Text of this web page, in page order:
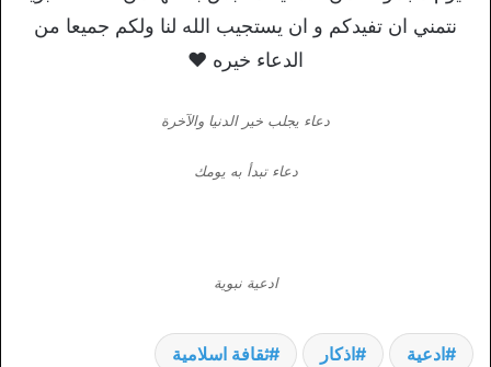
نتمني ان تفيدكم و ان يستجيب الله لنا ولكم جميعا من
الدعاء خيره ❤️
دعاء يجلب خير الدنيا والآخرة
دعاء تبدأ به يومك
ادعية نبوية
ادعية اذكار ثقافة اسلامية